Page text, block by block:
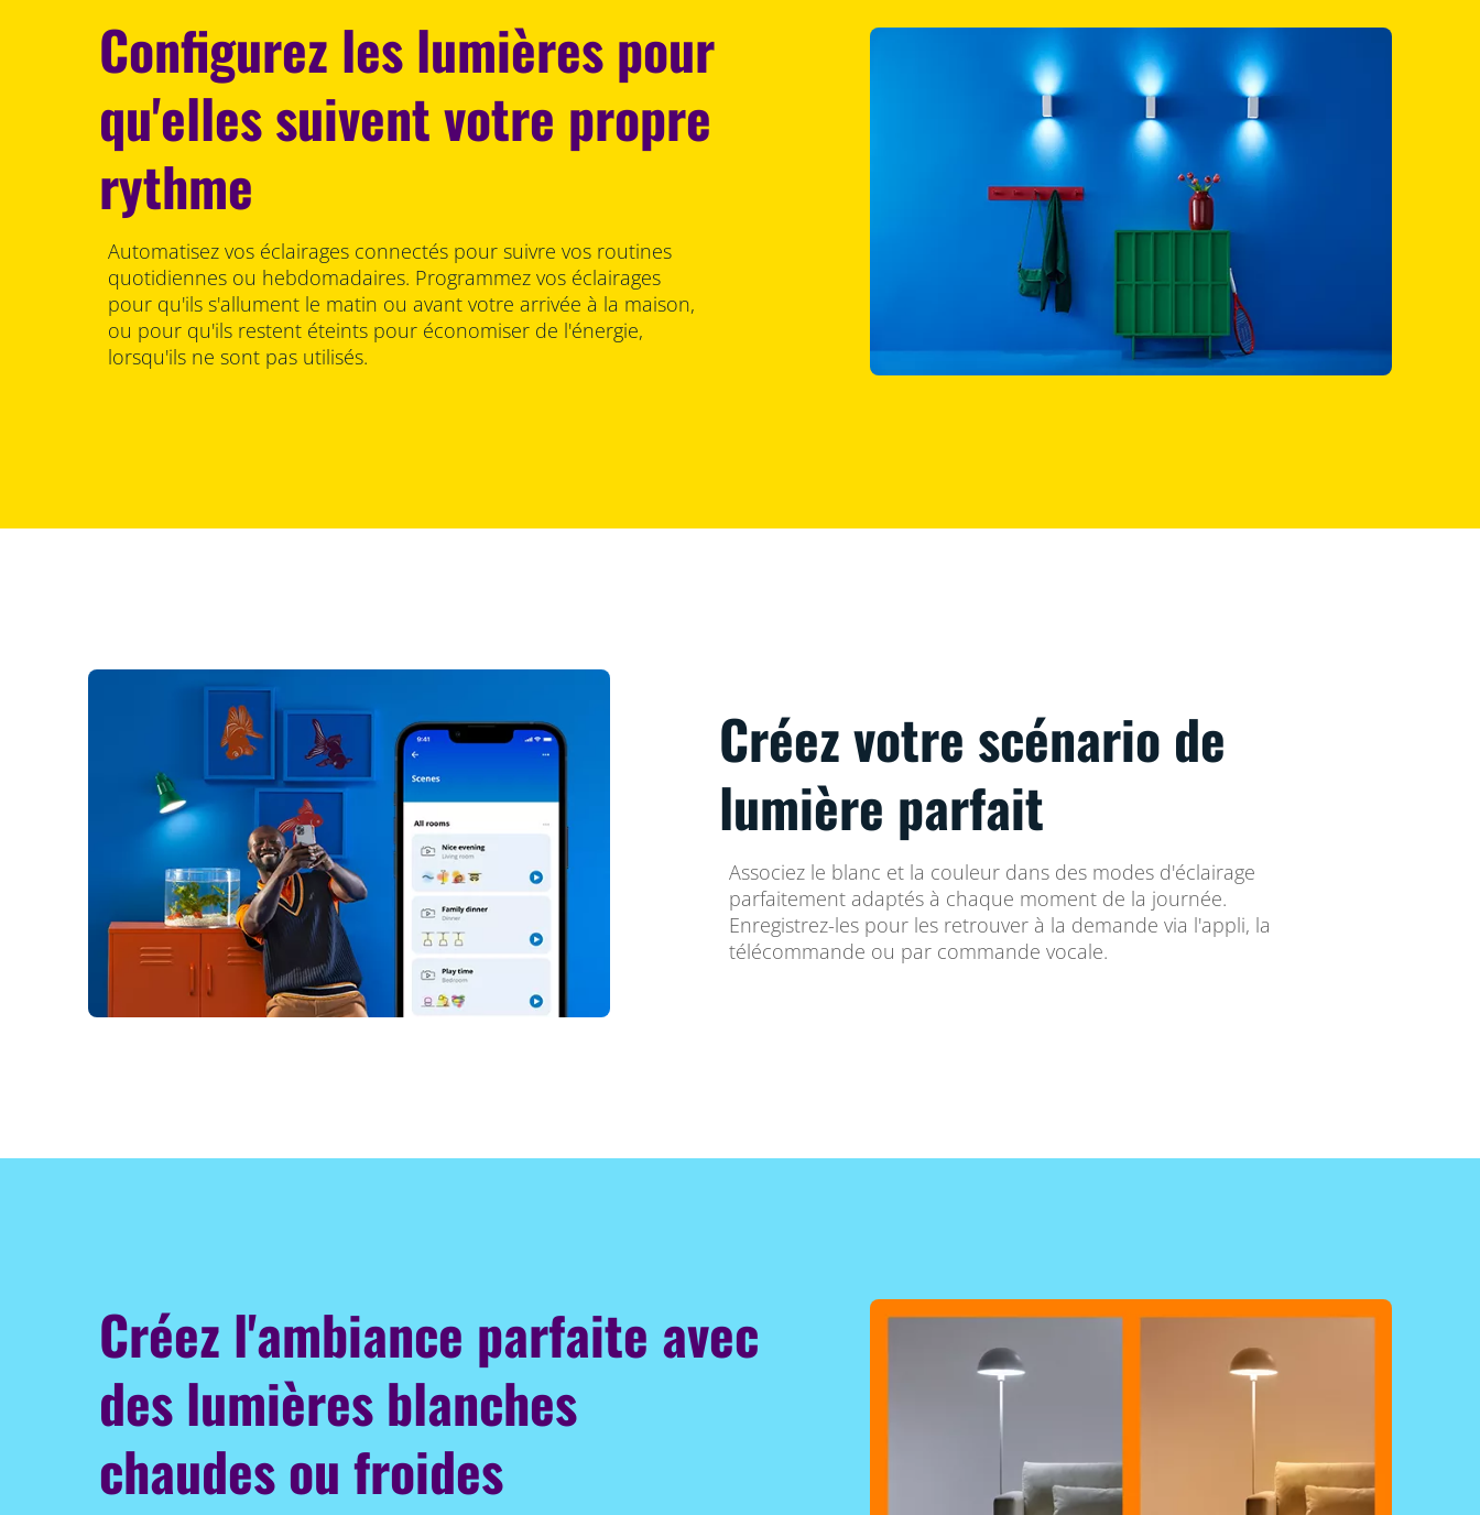
Configurez les lumières pour
qu'elles suivent votre propre
rythme
Automatisez vos éclairages connectés pour suivre vos routines
quotidiennes ou hebdomadaires. Programmez vos éclairages
pour qu'ils s'allument le matin ou avant votre arrivée à la maison,
ou pour qu'ils restent éteints pour économiser de l'énergie,
lorsqu'ils ne sont pas utilisés.
Créez votre scénario de
lumière parfait
Associez le blanc et la couleur dans des modes d'éclairage
parfaitement adaptés à chaque moment de la journée.
Enregistrez-les pour les retrouver à la demande via l'appli, la
télécommande ou par commande vocale.
Créez l'ambiance parfaite avec
des lumières blanches
chaudes ou froides